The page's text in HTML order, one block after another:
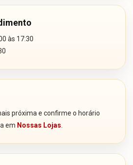
às 17:30
próxima e confirme o horário
em Nossas Lojas